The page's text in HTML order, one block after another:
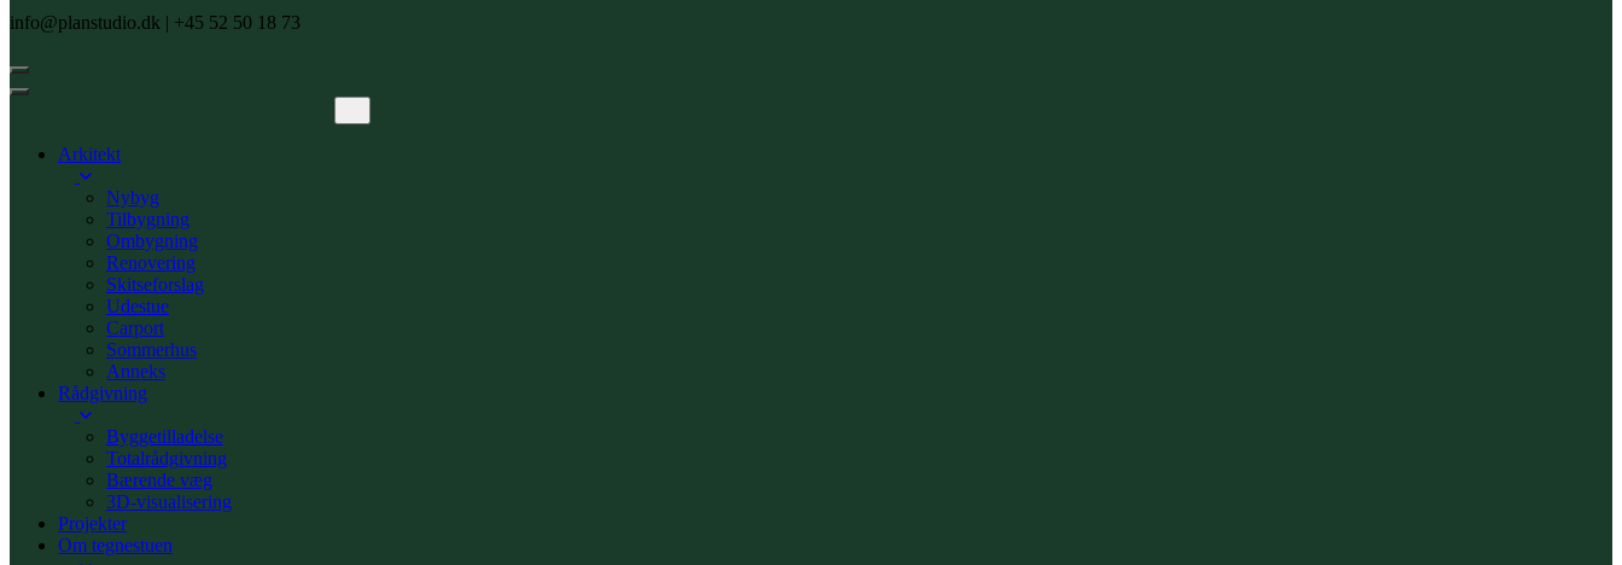
info@planstudio.dk | +45 52 50 18 73
Arkitekt
Nybyg
Tilbygning
Ombygning
Renovering
Skitseforslag
Udestue
Carport
Sommerhus
Anneks
Rådgivning
Byggetilladelse
Totalrådgivning
Bærende væg
3D-visualisering
Projekter
Om tegnestuen